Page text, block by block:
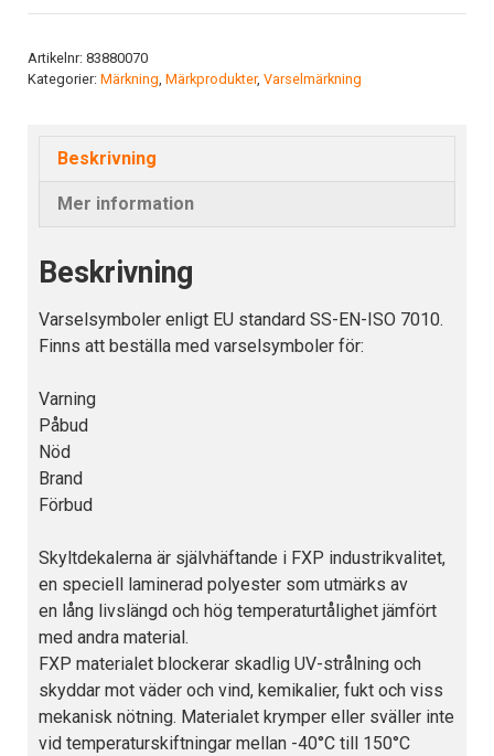
(kropp)
Artikelnr: 83880070
Kategorier: Märkning Märkprodukter, Varselmärkning
Beskrivning
Mer information
Beskrivning
Varselsymboler enligt EU standard SS-EN-ISO 7010.
Finns att beställa med varselsymboler för:
Varning
Påbud
Nöd
Brand
Förbud
Skyltdekalerna är självhäftande i FXP industrikvalitet,
en speciell laminerad polyester som utmärks av
en lång livslängd och hög temperaturtålighet jämfört
med andra material.
FXP materialet blockerar skadlig UV-strålning och
skyddar mot väder och vind, kemikalier, fukt och viss
mekanisk nötning. Materialet krymper eller sväller inte
vid temperaturskiftningar mellan -40°C till 150°C